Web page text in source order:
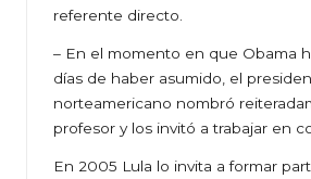
referente directo.
– En el momento en que Obama
días de haber asumido, el
norteamericano nombró
profesor y los invitó a trabajar en
En 2005 Lula lo invita a formar